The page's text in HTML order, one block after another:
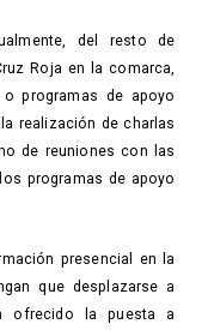
del resto de
Roja en la comarca,
programas de apoyo
realización de charlas
de reuniones con las
programas de apoyo
presencial en la
que desplazarse a
ofrecido la puesta a